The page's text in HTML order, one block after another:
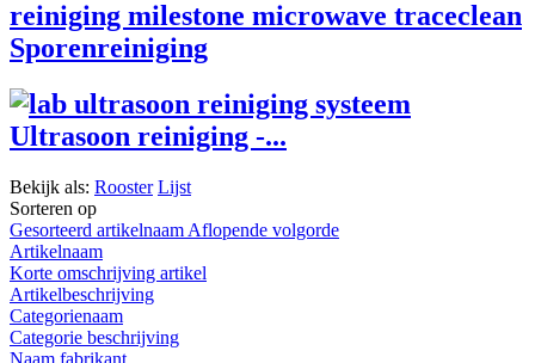
Sporenreiniging
Ultrasoon reiniging -...
Bekijk als: Rooster Lijst
Sorteren op
Gesorteerd artikelnaam Aflopende volgorde
Artikelnaam
Korte omschrijving artikel
Artikelbeschrijving
Categorienaam
Categorie beschrijving
Naam fabrikant